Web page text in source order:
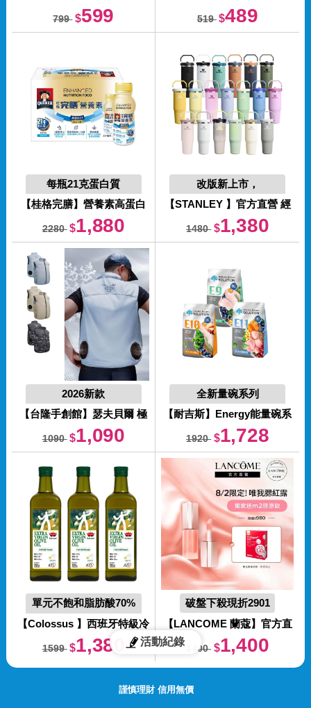
活動紀錄
鮮單瓶組 全新! 米糠溫養洗
髮/護髮350g (純米瓶)
799 $599
黏貼型 M/L/XL 紙尿褲/尿布
519 $489
每瓶21克蛋白質
奶素可食
【桂格完膳】營養素高蛋白
EX 237mlx24入(含鉻代謝)香
草口味 膳食纖維 餐前喝增加
飽足感
2280 $1,880
改版新上市，
日常隨提隨行
【STANLEY 】 官方直營 經
典系列 IceFlow 手提吸管杯
2.0 0.88L(全色系)
1480 $1,380
2026新款
內建雙渦輪風扇
【台隆手創館】 瑟夫貝爾 極
速涼感風扇背心-新款 冷風背
心 涼感衣 空調服
1090 $1,090
全新量碗系列
加入專利益生菌
【耐吉斯】 Energy能量碗系
列 E9 E10 E11全齡貓火雞餐
10磅(成幼貓 貓飼料 貓乾糧
老貓)
1920 $1,728
單元不飽和脂肪酸70%
以上
【Colossus 】西班牙特級冷
壓初榨橄欖油1000mlx3入(可
生飲/酸價＜0.8)
1599 $1,380
破盤下殺現折2901
【LANCOME 蘭蔻】 官方直
營 唯我奶霜腮紅露
(LANCOME)
1400 $1,400
謹慎理財 信用無價